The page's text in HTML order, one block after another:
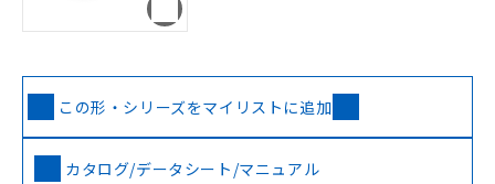
この形・シリーズをマイリストに追加
カタログ/データシート/マニュアル